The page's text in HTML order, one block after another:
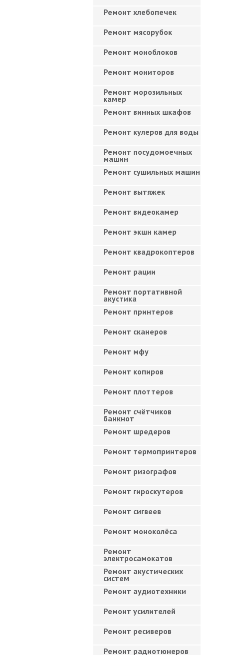
Ремонт хлебопечек
Ремонт мясорубок
Ремонт моноблоков
Ремонт мониторов
Ремонт морозильных
камер
Ремонт винных шкафов
Ремонт кулеров для воды
Ремонт посудомоечных
машин
Ремонт сушильных машин
Ремонт вытяжек
Ремонт видеокамер
Ремонт экшн камер
Ремонт квадрокоптеров
Ремонт рации
Ремонт портативной
акустика
Ремонт принтеров
Ремонт сканеров
Ремонт мфу
Ремонт копиров
Ремонт плоттеров
Ремонт счётчиков
банкнот
Ремонт шредеров
Ремонт термопринтеров
Ремонт ризографов
Ремонт гироскутеров
Ремонт сигвеев
Ремонт моноколёса
Ремонт
электросамокатов
Ремонт акустических
систем
Ремонт аудиотехники
Ремонт усилителей
Ремонт ресиверов
Ремонт радиотюнеров